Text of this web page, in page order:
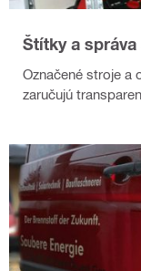
Štítky a
Označené stroje a
zaručujú